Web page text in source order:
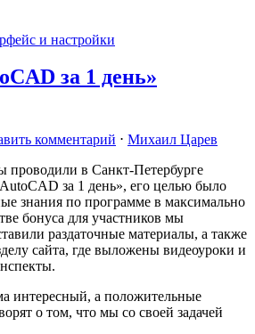
и настройки
за 1 день»
комментарий ⋅ Михаил Царев
проводили в Санкт-Петербурге
за 1 день», его целью было
знания по программе в максимально
бонуса для участников мы
раздаточные материалы, а также
сайта, где выложены видеоуроки и
интересный, а положительные
о том, что мы со своей задачей